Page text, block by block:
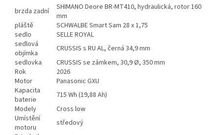
brzda zadní
SHIMANO Deore BR-MT410, hydraulická, rotor 160
mm
pláště
SCHWALBE Smart Sam 28 x 1,75
sedlo
SELLE ROYAL
sedlová
objímka
CRUSSIS s RU AL, černá 34,9 mm
sedlovka
CRUSSIS se zámkem, 30,9 Ø, 350 mm
Rok
2026
Motor
Panasonic GXU
Kapacita
baterie
715 Wh (19,88 Ah)
Modely
Cross low
Umístění
motoru
středový